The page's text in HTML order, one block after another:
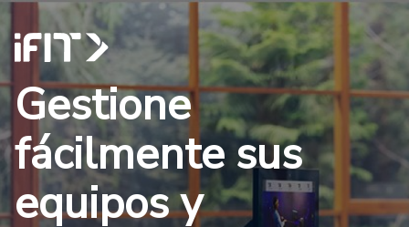
Gestione
fácilmente sus
equipos y